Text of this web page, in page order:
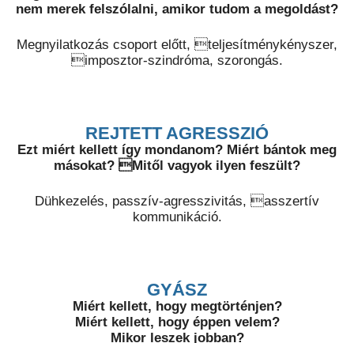
nem merek felszólalni, amikor tudom a megoldást?
Megnyilatkozás csoport előtt, teljesítménykényszer,
imposztor-szindróma, szorongás.
REJTETT AGRESSZIÓ
Ezt miért kellett így mondanom? Miért bántok meg
másokat? Mitől vagyok ilyen feszült?
Dühkezelés, passzív-agresszivitás, asszertív
kommunikáció.
GYÁSZ
Miért kellett, hogy megtörténjen?
Miért kellett, hogy éppen velem?
Mikor leszek jobban?